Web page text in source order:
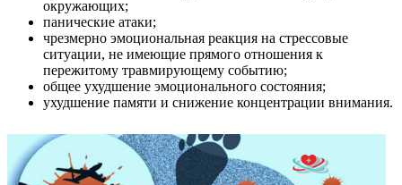
окружающих;
панические атаки;
чрезмерно эмоциональная реакция на стрессовые
ситуации, не имеющие прямого отношения к
пережитому травмирующему событию;
общее ухудшение эмоционального состояния;
ухудшение памяти и снижение концентрации внимания.